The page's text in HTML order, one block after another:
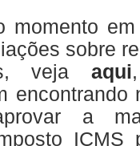
momento
sobre
veja aqui
encontrando
a
ICMS